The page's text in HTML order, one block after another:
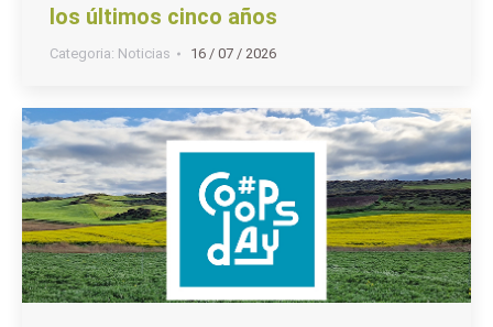
los últimos cinco años
Categoria: Noticias 16 / 07 / 2026